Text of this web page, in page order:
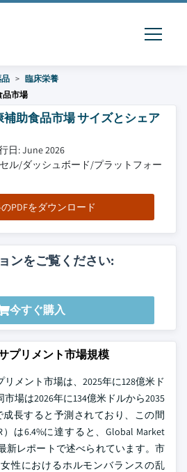
品
臨床栄養
品市場
助食品市場 サイズとシェア
日: June 2026
ル/ダッシュボード/プラットフォー
PDFをダウンロード
ンをご覧ください:
今すぐ購入
プリメント市場規模
メント市場は、2025年に128億米ド
場は2026年に134億米ドルから2035
長すると予測されており、この間
は6.4%に達すると、Global Market
新レポートで述べられています。市
性におけるホルモンバランスの乱